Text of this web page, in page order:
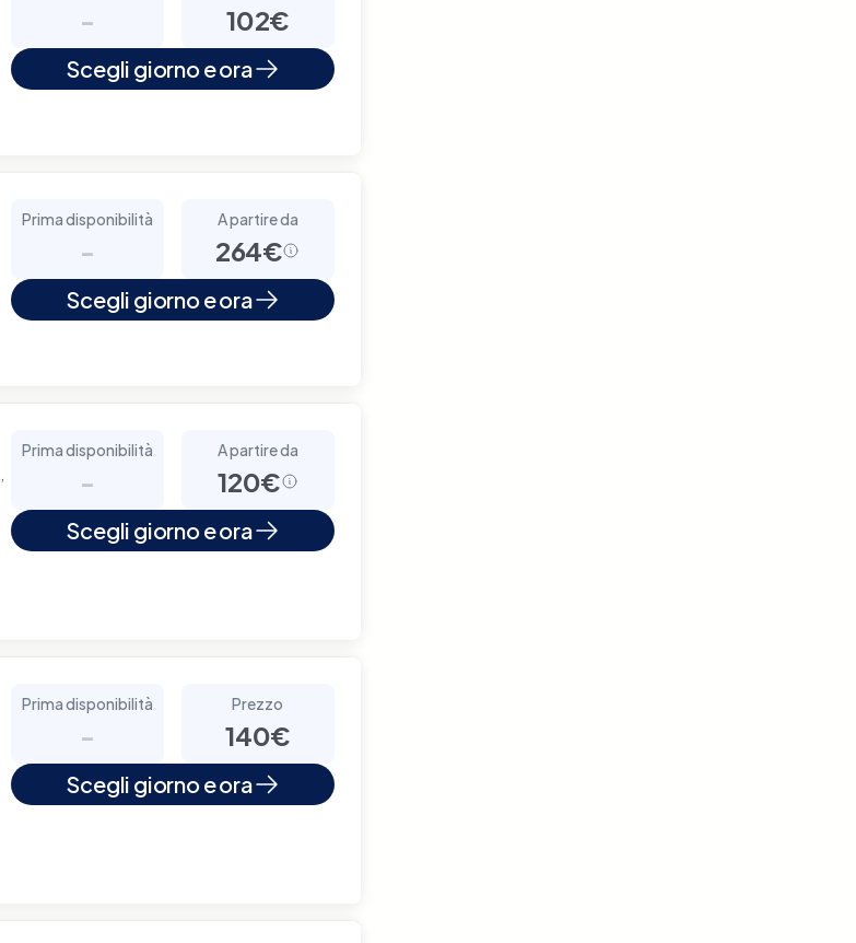
- 102€
Scegli giorno e ora
Prima disponibilità
-
A partire da
264€
Scegli giorno e ora
Prima disponibilità
-
A partire da
120€
Scegli giorno e ora
Prima disponibilità
-
Prezzo
140€
Scegli giorno e ora